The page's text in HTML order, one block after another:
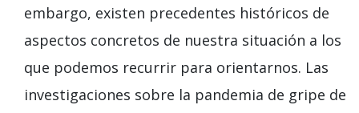
embargo, existen precedentes históricos de
aspectos concretos de nuestra situación a los
que podemos recurrir para orientarnos. Las
investigaciones sobre la pandemia de gripe de